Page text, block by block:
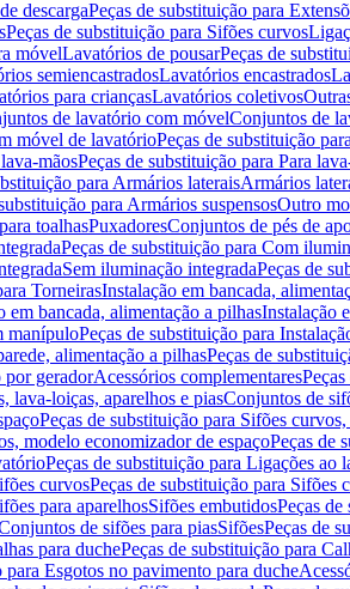
descargaPeças de substituição para
Peças de substituição para Sifões curvos
móvelLavatórios de pousarPeças de
semiencastradosLavatórios encastrados
para criançasLavatórios coletivos
de lavatório com móvelConjuntos de
móvel de lavatórioPeças de substituição
mãosPeças de substituição para Para
para Armários lateraisArmários
para Armários suspensosOutro
toalhasPuxadoresConjuntos de pés de
Peças de substituição para Com
Sem iluminação integradaPeças de
TorneirasInstalação em bancada,
em bancada, alimentação a pilhasInstalação
manípuloPeças de substituição para
alimentação a pilhasPeças de
por geradorAcessórios complementares
lava-loiças, aparelhos e piasConjuntos de
Peças de substituição para Sifões
modelo economizador de espaçoPeças de
Peças de substituição para Ligações ao
curvosPeças de substituição para Sifões
para aparelhosSifões embutidosPeças
de sifões para piasSifõesPeças de
para duchePeças de substituição para
para Esgotos no pavimento para duche